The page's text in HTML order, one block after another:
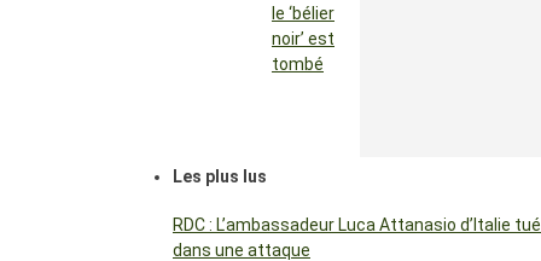
le ‘bélier
noir’ est
tombé
Les plus lus
RDC : L’ambassadeur Luca Attanasio d’Italie tué
dans une attaque